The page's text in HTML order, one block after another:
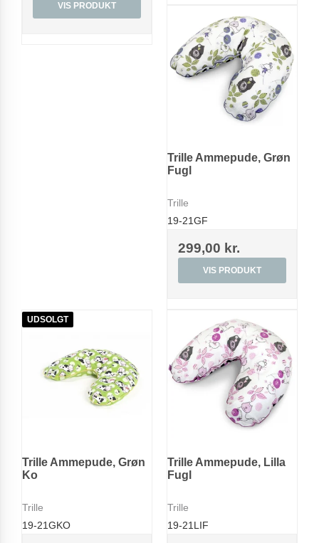
VIS PRODUKT
Trille Ammepude, Grøn
Fugl
Trille
19-21GF
299,00 kr.
VIS PRODUKT
UDSOLGT
Trille Ammepude, Grøn
Ko
Trille
19-21GKO
Trille Ammepude, Lilla
Fugl
Trille
19-21LIF